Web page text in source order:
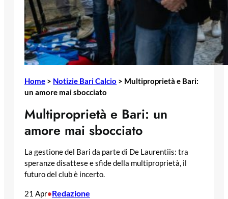
Home > Notizie Bari Calcio > Multiproprietà e Bari:
un amore mai sbocciato
Multiproprietà e Bari: un
amore mai sbocciato
La gestione del Bari da parte di De Laurentiis: tra
speranze disattese e sfide della multiproprietà, il
futuro del club è incerto.
21 Apr•Redazione